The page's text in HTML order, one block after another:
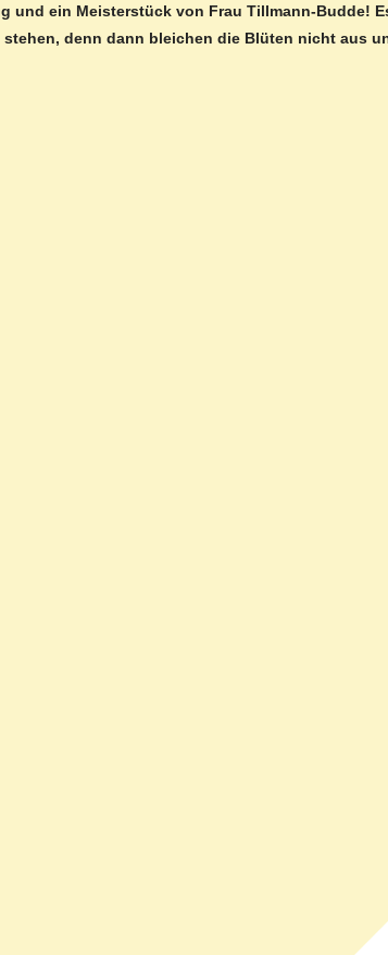
und ein Meisterstück von Frau Tillmann-
denn dann bleichen die Blüten nicht aus